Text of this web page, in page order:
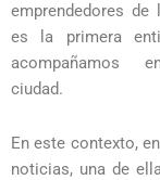
emprendedores de
es la primera
acompañamos
ciudad.
En este contexto,
noticias, una de